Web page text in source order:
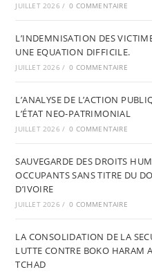
JUILLET 2026 / 0 COMMENTAIRE
L’INDEMNISATION DES
UNE EQUATION DIFFICILE.
JUILLET 2026 / 0 COMMENTAIRE
L’ANALYSE DE L’ACTION
L’ÉTAT NEO-PATRIMONIAL
JUILLET 2026 / 0 COMMENTAIRE
SAUVEGARDE DES DROITS
OCCUPANTS SANS TITRE DU
D’IVOIRE
JUILLET 2026 / 0 COMMENTAIRE
LA CONSOLIDATION DE LA
LUTTE CONTRE BOKO HARAM
TCHAD